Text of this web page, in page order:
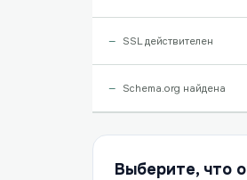
SSL действителен
Schema.org найдена
Выберите, что